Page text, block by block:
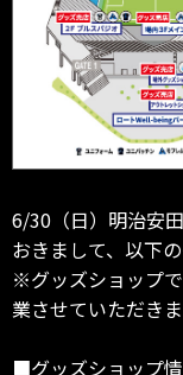
6/30（日）明治安
おきまして、以下
※グッズショップ
業させていただきま
■グッズショップ